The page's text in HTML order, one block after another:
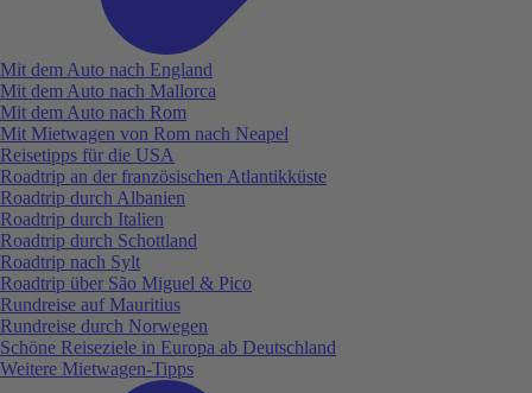
Mit dem Auto nach England
Mit dem Auto nach Mallorca
Mit dem Auto nach Rom
Mit Mietwagen von Rom nach Neapel
Reisetipps für die USA
Roadtrip an der französischen Atlantikküste
Roadtrip durch Albanien
Roadtrip durch Italien
Roadtrip durch Schottland
Roadtrip nach Sylt
Roadtrip über São Miguel & Pico
Rundreise auf Mauritius
Rundreise durch Norwegen
Schöne Reiseziele in Europa ab Deutschland
Weitere Mietwagen-Tipps